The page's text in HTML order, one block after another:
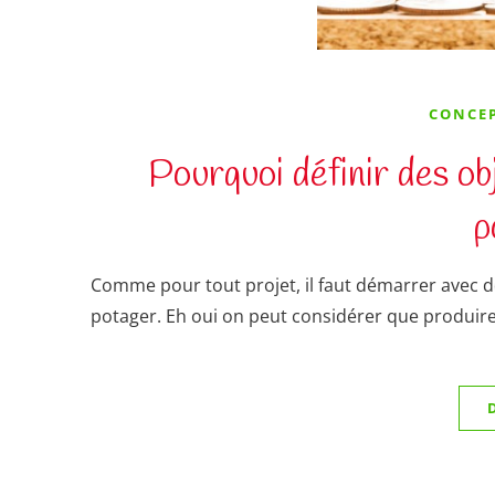
Pourquoi définir des
Comme pour tout projet, il faut démarrer avec
potager. Eh oui on peut considérer que